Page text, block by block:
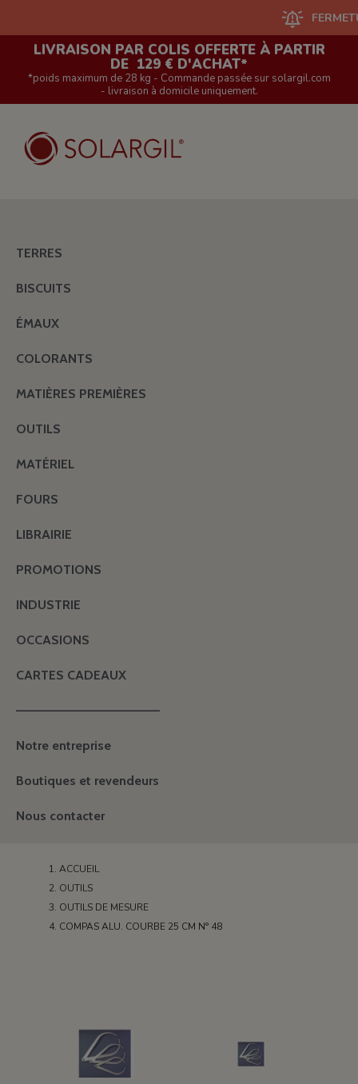
FERMETURE
LIVRAISON PAR COLIS OFFERTE À PARTIR
DE 129 € D'ACHAT*
*poids maximum de 28 kg - Commande passée sur solargil.com
- livraison à domicile uniquement.
TERRES
BISCUITS
ÉMAUX
COLORANTS
MATIÈRES PREMIÈRES
OUTILS
MATÉRIEL
FOURS
LIBRAIRIE
PROMOTIONS
INDUSTRIE
OCCASIONS
CARTES CADEAUX
———————————————
Notre entreprise
Boutiques et revendeurs
Nous contacter
ACCUEIL
OUTILS
OUTILS DE MESURE
COMPAS ALU. COURBE 25 CM N° 48